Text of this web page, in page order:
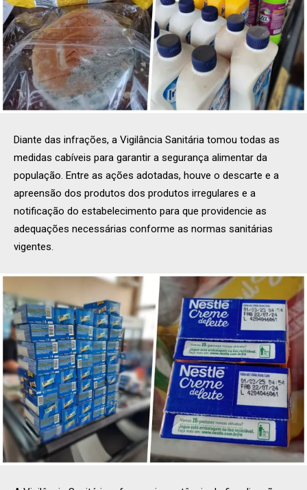
Diante das infrações, a Vigilância Sanitária tomou todas as
medidas cabíveis para garantir a segurança alimentar da
população. Entre as ações adotadas, houve o descarte e a
apreensão dos produtos dos produtos irregulares e a
notificação do estabelecimento para que providencie as
adequações necessárias conforme as normas sanitárias
vigentes.